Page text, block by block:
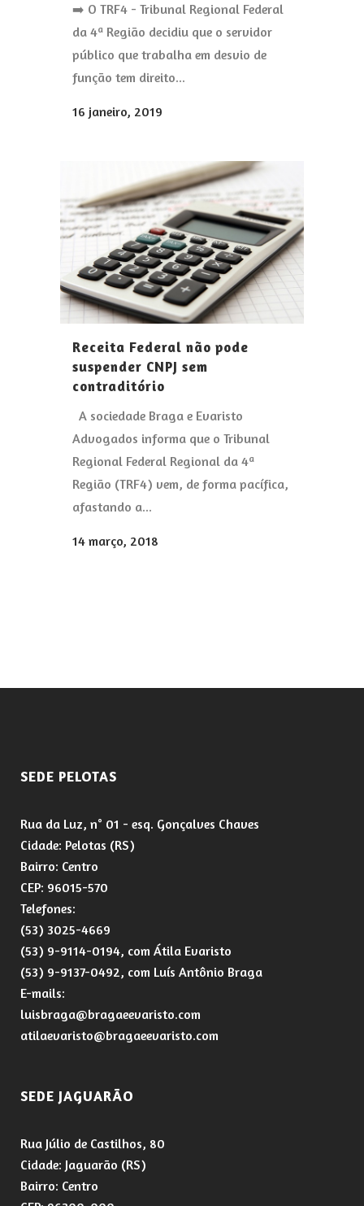
➡️ O TRF4 - Tribunal Regional Federal
da 4ª Região decidiu que o servidor
público que trabalha em desvio de
função tem direito...
16 janeiro, 2019
Receita Federal não pode
suspender CNPJ sem
contraditório
A sociedade Braga e Evaristo
Advogados informa que o Tribunal
Regional Federal Regional da 4ª
Região (TRF4) vem, de forma pacífica,
afastando a...
14 março, 2018
SEDE PELOTAS
Rua da Luz, n° 01 - esq. Gonçalves Chaves
Cidade: Pelotas (RS)
Bairro: Centro
CEP: 96015-570
Telefones:
(53) 3025-4669
(53) 9-9114-0194, com Átila Evaristo
(53) 9-9137-0492, com Luís Antônio Braga
E-mails:
luisbraga@bragaeevaristo.com
atilaevaristo@bragaeevaristo.com
SEDE JAGUARÃO
Rua Júlio de Castilhos, 80
Cidade: Jaguarão (RS)
Bairro: Centro